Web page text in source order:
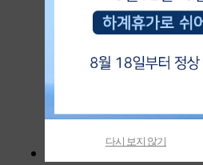
다시 보지 않기